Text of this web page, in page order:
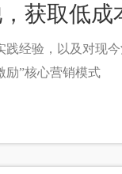
获取低成
经验，以及对现
励”核心营销模式